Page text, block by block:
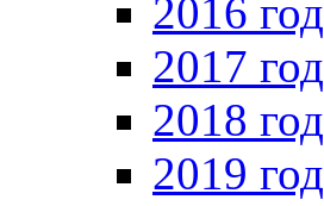
2016 год
2017 год
2018 год
2019 год